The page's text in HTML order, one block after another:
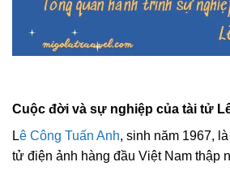
Cuộc đời và sự nghiệp của tài tử
Lê Công Tuấn Anh, sinh năm 1967,
tử điện ảnh hàng đầu Việt Nam thập